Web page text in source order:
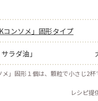
コンソメ」固形タイプ
ラダ油」
メ」固形１個は、顆粒で小さじ2杯
レシピ提